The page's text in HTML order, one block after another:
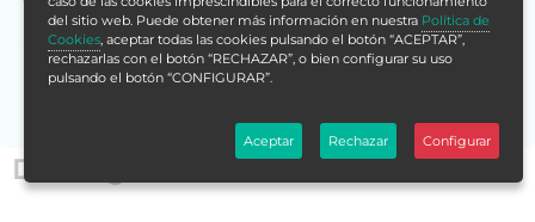
Datos generales
Si no encuentras la formación en tu store,contáctanos
para asesorarte.
del sitio web. Puede obtener más información en nuestra Política de
Cookies , aceptar todas las cookies pulsando el botón “ACEPTAR”,
rechazarlas con el botón “RECHAZAR”, o bien configurar su uso
pulsando el botón “CONFIGURAR”.
Aceptar Rechazar Configurar